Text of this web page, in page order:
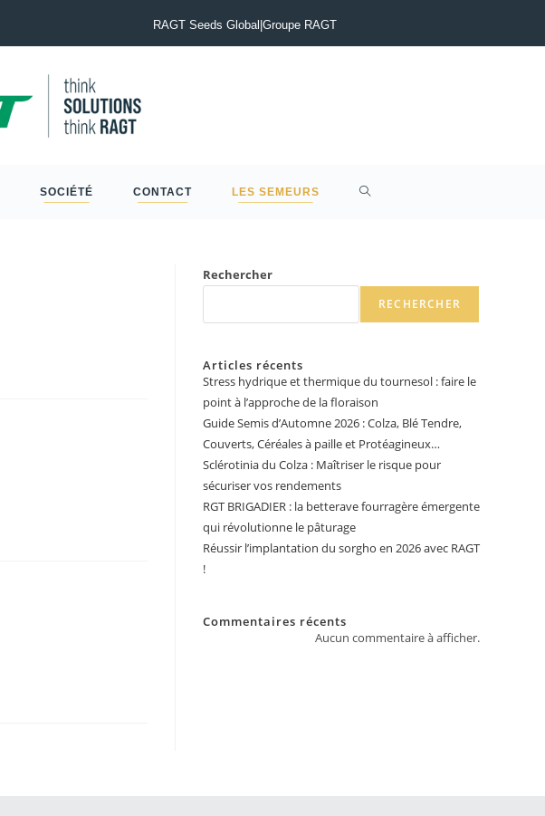
RAGT Seeds Global|Groupe RAGT
SOCIÉTÉ CONTACT LES SEMEURS
Rechercher
RECHERCHER
Articles récents
Stress hydrique et thermique du tournesol : faire le
point à l’approche de la floraison
Guide Semis d’Automne 2026 : Colza, Blé Tendre,
Couverts, Céréales à paille et Protéagineux…
Sclérotinia du Colza : Maîtriser le risque pour
sécuriser vos rendements
RGT BRIGADIER : la betterave fourragère émergente
qui révolutionne le pâturage
Réussir l’implantation du sorgho en 2026 avec RAGT
!
Commentaires récents
Aucun commentaire à afficher.